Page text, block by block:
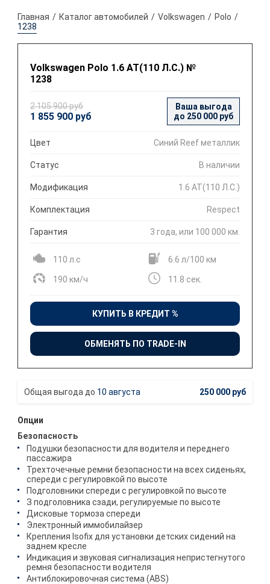
Главная Каталог автомобилей Volkswagen
Polo
1238
Volkswagen Polo 1.6 AT(110 Л.С.) №
1238
2 105 900 руб
1 855 900 руб
Ваша выгода
до 250 000 руб
Цвет Синий Reef металлик
Статус В наличии
Модификация 1.6 AT(110 Л.С.)
Комплектация Respect
Гарантия 3 года, или 100 000 км.
110 л.с 6.6 л/100 км
190 км/ч 11.8 сек.
КУПИТЬ В КРЕДИТ %
ОБМЕНЯТЬ ПО TRADE-IN
10 августа 250 000 руб
Опции
Безопасность
Подушки безопасности для водителя и переднего
пассажира
Трехточечные ремни безопасности на всех сиденьях,
спереди с регулировкой по высоте
Подголовники спереди с регулировкой по высоте
З подголовника сзади, регулируемые по высоте
Дисковые тормоза спереди
Электронный иммобилайзер
Крепления Isofix для установки детских сидений на
заднем кресле
Индикация и звуковая сигнализация непристегнутого
ремня безопасности водителя
Антиблокировочная система (ABS)